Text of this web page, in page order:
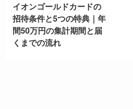
イオンゴールドカードの
招待条件と5つの特典｜年
間50万円の集計期間と届
くまでの流れ